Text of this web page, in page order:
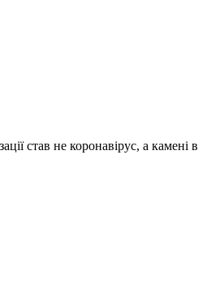
став не коронавірус, а камені в